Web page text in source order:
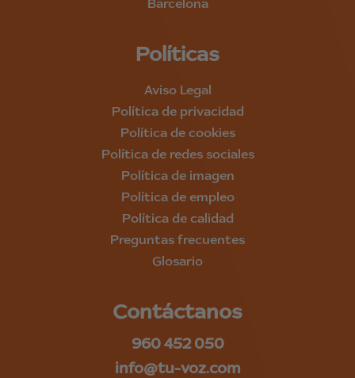
Barcelona
Políticas
Aviso Legal
Política de privacidad
Política de cookies
Política de redes sociales
Política de imagen
Política de empleo
Política de calidad
Preguntas frecuentes
Glosario
Contáctanos
960 452 050
info@tu-voz.com